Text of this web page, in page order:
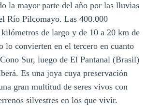
la mayor parte del año por las lluvias
Río Pilcomayo. Las 400.000
kilómetros de largo y de 10 a 20 km de
lo convierten en el tercero en cuanto
Sur, luego de El Pantanal (Brasil)
Es una joya cuya preservación
gran multitud de seres vivos con
silvestres en los que vivir.